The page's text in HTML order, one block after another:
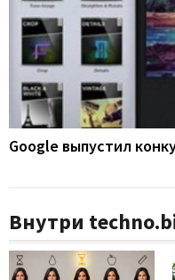
Google выпустил
Внутри